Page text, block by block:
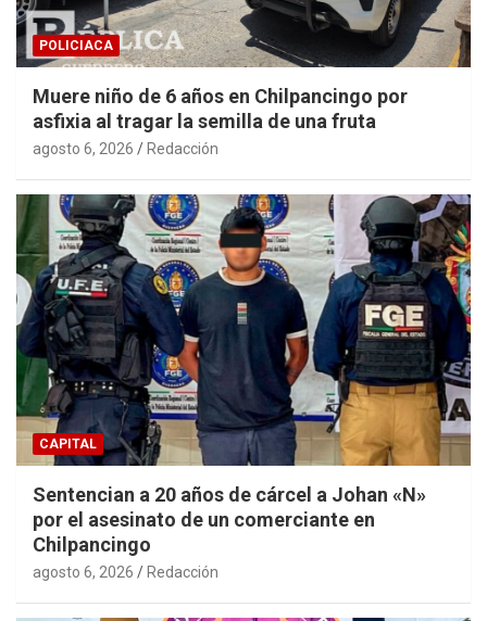
POLICIACA
Muere niño de 6 años en Chilpancingo por
asfixia al tragar la semilla de una fruta
agosto 6, 2026 Redacción
CAPITAL
Sentencian a 20 años de cárcel a Johan «N»
por el asesinato de un comerciante en
Chilpancingo
agosto 6, 2026 Redacción